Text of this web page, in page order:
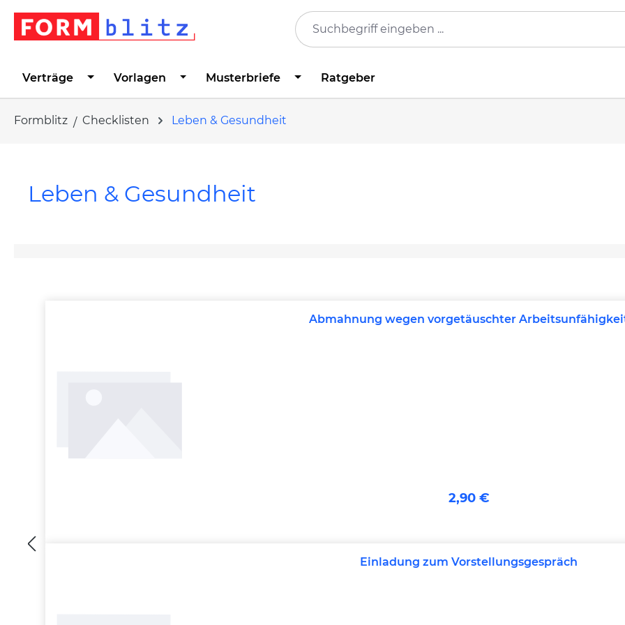
Zur Hauptnavigation springen
Verträge Vorlagen Musterbriefe Ratgeber
Formblitz Checklisten Leben & Gesundheit
Leben & Gesundheit
Abmahnung wegen vorgetäuschter
2,90 €
Einladung zum Vorstellungsgespräch